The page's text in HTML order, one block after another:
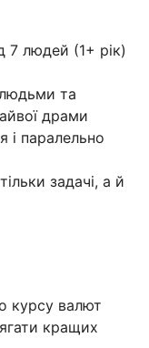
7 людей (1+ рік)
людьми та
драми
і паралельно
задачі, а й
курсу валют
кращих